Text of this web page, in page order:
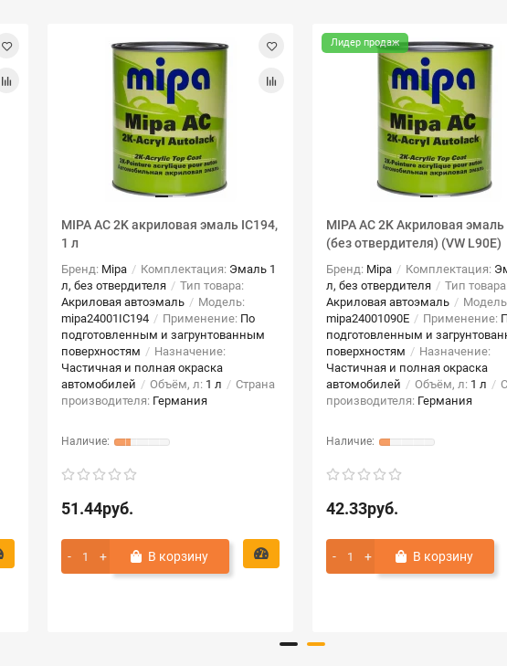
MIPA AC 2K акриловая эмаль IC194,
1 л
Бренд: Mipa Комплектация: Эмаль 1
л, без отвердителя
Тип товара:
Акриловая автоэмаль
Модель:
mipa24001IC194
Применение: По
подготовленным и загрунтованным
поверхностям
Назначение:
Частичная и полная окраска
автомобилей
Объём, л: 1 л
Страна
производителя: Германия
51.44руб.
В корзину
Лидер продаж
MIPA AC 2K Акриловая эмаль
(без отвердителя) (VW L90E)
Бренд: Mipa Комплектация:
л, без отвердителя
Тип
Акриловая автоэмаль
mipa24001090E
Применение:
подготовленным и
поверхностям
Назначение:
Частичная и полная окраска
автомобилей
Объём, л: 1 л
производителя: Германия
42.33руб.
В корзину